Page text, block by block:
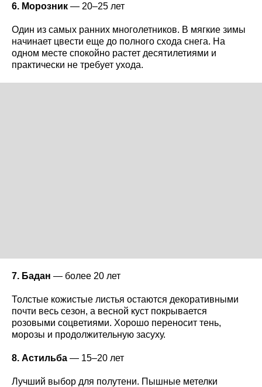
6. Морозник — 20–25 лет
Один из самых ранних многолетников. В мягкие зимы
начинает цвести еще до полного схода снега. На
одном месте спокойно растет десятилетиями и
практически не требует ухода.
7. Бадан — более 20 лет
Толстые кожистые листья остаются декоративными
почти весь сезон, а весной куст покрывается
розовыми соцветиями. Хорошо переносит тень,
морозы и продолжительную засуху.
8. Астильба — 15–20 лет
Лучший выбор для полутени. Пышные метелки